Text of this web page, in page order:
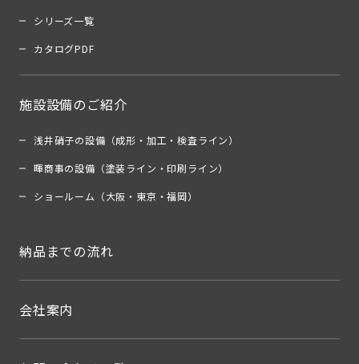
シリーズ一覧
カタログPDF
施設設備のご紹介
浅井硝子の設備（成形・加工・検査ライン）
暉商事の設備（塗装ライン・印刷ライン）
ショールーム（大阪・東京・福岡）
納品までの流れ
会社案内